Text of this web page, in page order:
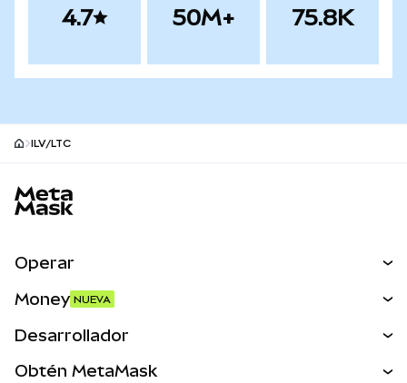
4.7 50M+ 75.8K
ILV/LTC
Operar
Activos del mundo real
Money NUEVA
Desarrollador
Obtén MetaMask